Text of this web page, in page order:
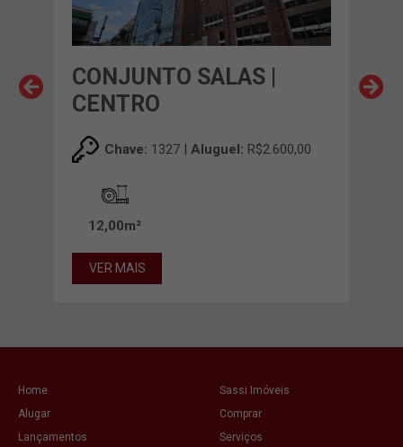
CONJUNTO SALAS |
CENTRO
Chave: 1327 | Aluguel: R$2.600,00
12,00m²
VER MAIS
Home
Sassi Imóveis
Alugar
Comprar
Lançamentos
Serviços